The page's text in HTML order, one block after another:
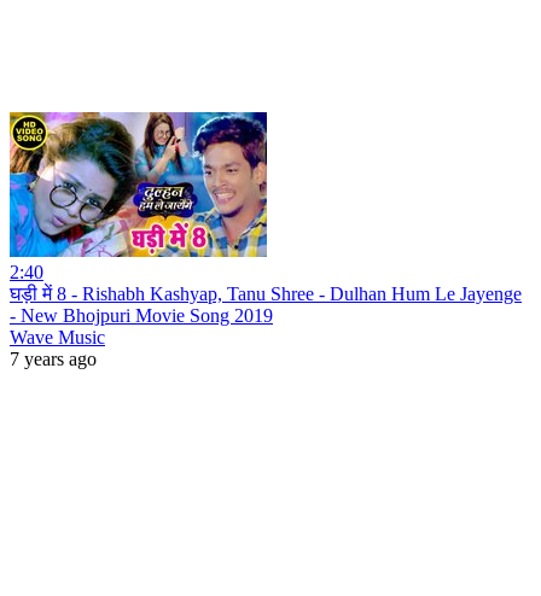
2:40
घड़ी में 8 - Rishabh Kashyap, Tanu Shree - Dulhan Hum Le Jayenge
- New Bhojpuri Movie Song 2019
Wave Music
7 years ago